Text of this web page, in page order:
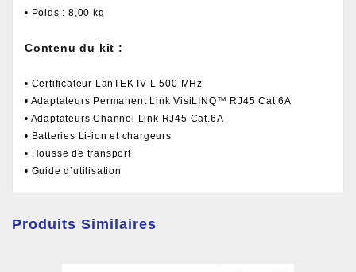
• Poids : 8,00 kg
Contenu du kit :
• Certificateur LanTEK IV-L 500 MHz
• Adaptateurs Permanent Link VisiLINQ™ RJ45 Cat.6A
• Adaptateurs Channel Link RJ45 Cat.6A
• Batteries Li-ion et chargeurs
• Housse de transport
• Guide d’utilisation
Produits Similaires